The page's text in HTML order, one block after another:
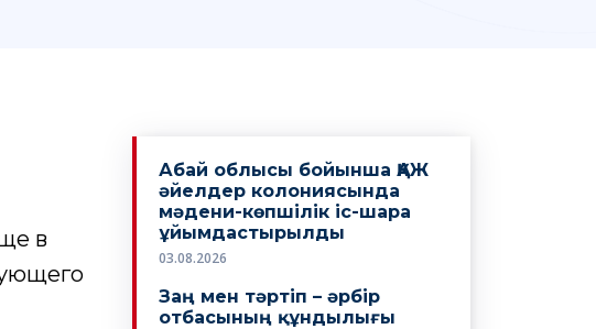
в
Абай облысы бойынша ҚАЖ
әйелдер колониясында
мәдени-көпшілік іс-шара
ұйымдастырылды
03.08.2026
Заң мен тәртіп – әрбір
отбасының құндылығы